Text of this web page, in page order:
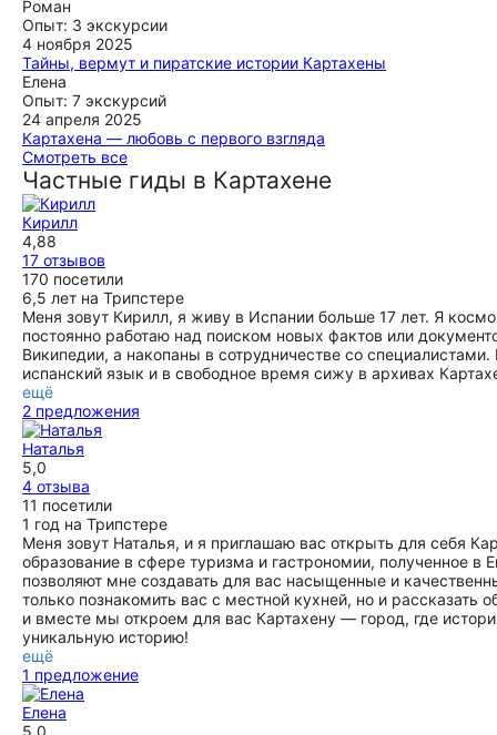
прекрасным видом и вкусными блюдами. Однозначно
рекомендую Наталью! Замечательный человек и
экскурсовод в Картахене!
ещё
после ее экскурсии понять и прочувствовать этот город,
познакомиться с его историей и настоящим, увидеть все
его прекрасные и важные места и ощутить его пульс и
стиль жизни его жителей.
ещё
Очень приятно было провести время с Викторией. Мы
брали экскурсии по Картахене и Аликанте. Экскурсии были
информативные, не перегруженные датами, в умеренном
пешем режиме.
ещё
Роман
Опыт: 3 экскурсии
4 ноября 2025
Тайны, вермут и пиратские истории Картахены
Необыкновенная экскурсия! Наталья очень знающий ,
понимающий гид и интеллигентный человек. Экскурсия по
Картахене сложна тем, что там сплетается несколько эпох,
о которых нужно рассказать «в косичку», то есть по
отдельности но не разделяя, а слетая воедино . Всем было
очень интересно , детям понравилось! Особая оценка
гастрономической и сувенирной частям экскурсии 👍👍👍
ещё
Елена
Опыт: 7 экскурсий
24 апреля 2025
Картахена — любовь с первого взгляда
Были с Еленой на экскурсии по Картахене. Прекрасно
провели время, познакомились с городом, узнали много
интересных подробностей. Продуманный маршрут,
познавательный и, не перегруженный лишними деталями,
рассказ. У нас остались очень приятные и теплые
воспоминания. Отдельно хочу отметить, что ребенку тоже
было не скучно. Спасибо.
ещё
Смотреть все
Частные гиды в Картахене
Кирилл
4,88
17 отзывов
170 посетили
6,5 лет на Трипстере
Меня зовут Кирилл, я живу в Испании больше 17 лет. Я
постоянно работаю над поиском новых фактов или
Википедии, а накопаны в сотрудничестве со
испанский язык и в свободное время сижу в архивах
ещё
2 предложения
Наталья
5,0
4 отзыва
11 посетили
1 год на Трипстере
​Меня зовут Наталья, и я приглашаю вас открыть для себя
образование в сфере туризма и гастрономии, полученное в
позволяют мне создавать для вас насыщенные и
только познакомить вас с местной кухней, но и
и вместе мы откроем для вас Картахену — город, где
уникальную историю!
ещё
1 предложение
Елена
5,0